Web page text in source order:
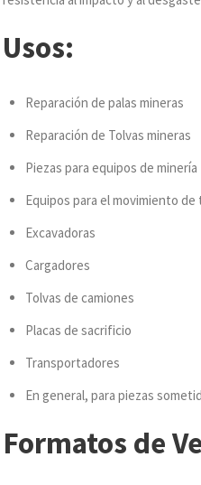
Usos:
Reparación de palas mineras
Reparación de Tolvas mineras
Piezas para equipos de minería
Equipos para el movimiento de
Excavadoras
Cargadores
Tolvas de camiones
Placas de sacrificio
Transportadores
En general, para piezas
Formatos de